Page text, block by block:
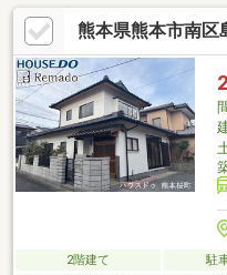
設置、防蟻工事（施工後５年
熊本県熊本市南区
2階建て 駐